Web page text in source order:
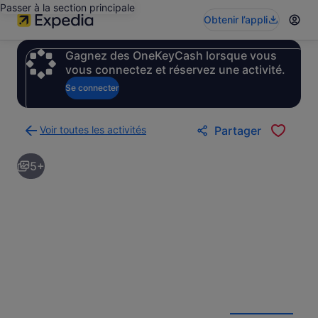
Passer à la section principale
Obtenir l’appli
Gagnez des OneKeyCash lorsque vous
vous connectez et réservez une activité.
Se connecter
Voir toutes les activités
à
la
page
Partager
5+